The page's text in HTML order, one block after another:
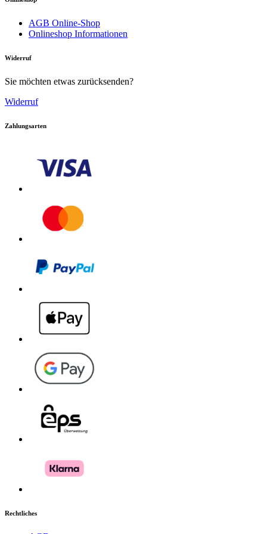
Download PDF
AGB Online-Shop
Onlineshop Informationen
Widerruf
Sie möchten etwas zurücksenden?
Widerruf
Zahlungsarten
Rechtliches